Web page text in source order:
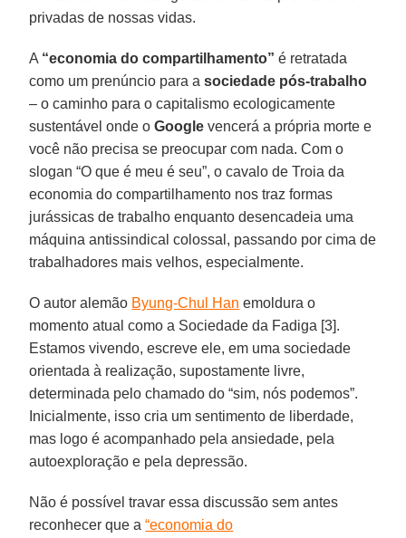
privadas de nossas vidas.
A “economia do compartilhamento” é retratada
como um prenúncio para asociedade pós-trabalho
– o caminho para o capitalismo ecologicamente
sustentável onde oGoogle vencerá a própria morte e
você não precisa se preocupar com nada. Com o
slogan “O que é meu é seu”, o cavalo de Troia da
economia do compartilhamento nos traz formas
jurássicas de trabalho enquanto desencadeia uma
máquina antissindical colossal, passando por cima de
trabalhadores mais velhos, especialmente.
O autor alemão Byung-Chul Han emoldura o
momento atual como a Sociedade da Fadiga [3].
Estamos vivendo, escreve ele, em uma sociedade
orientada à realização, supostamente livre,
determinada pelo chamado do “sim, nós podemos”.
Inicialmente, isso cria um sentimento de liberdade,
mas logo é acompanhado pela ansiedade, pela
autoexploração e pela depressão.
Não é possível travar essa discussão sem antes
reconhecer que a“economia do